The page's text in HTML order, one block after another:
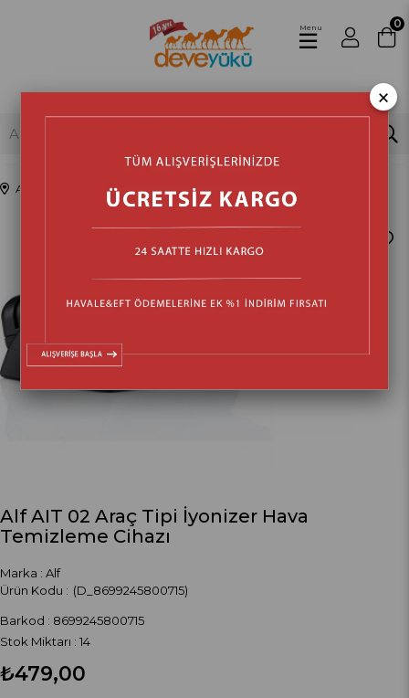
0
Menu
Anasayfa Ev Aletleri Hava Temizleme ve Nemlendirme
Alf AIT 02 Araç Tipi İyonizer Hava
Temizleme Cihazı
Marka : Alf
(D_8699245800715)
Barkod : 8699245800715
Stok Miktarı : 14
₺479,00
×